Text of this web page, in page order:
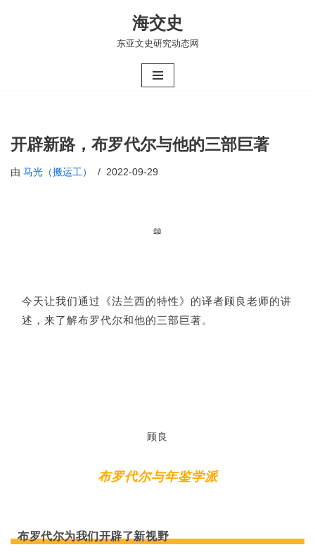
海交史
东亚文史研究动态网
开辟新路，布罗代尔与他的三部巨著
由 马光（搬运工） 2022-09-29
📖
今天让我们通过《法兰西的特性》的译者顾良老师的讲
述， 来了解布罗代尔和他的三部巨著。
顾良
布罗代尔与年鉴学派
布罗代尔为我们开辟了新视野